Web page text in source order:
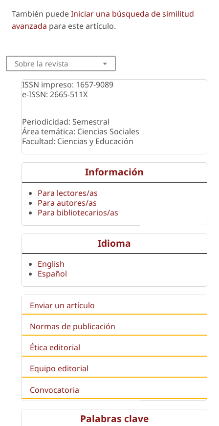
También puedeIniciar una búsqueda de similitud
avanzada para este artículo.
Sobre la revista
ISSN impreso: 1657-9089
e-ISSN: 2665-511X
Periodicidad: Semestral
Área temática: Ciencias Sociales
Facultad: Ciencias y Educación
Información
Para lectores/as
Para autores/as
Para bibliotecarios/as
Idioma
English
Español
Enviar un artículo
Normas de publicación
Ética editorial
Equipo editorial
Convocatoria
Palabras clave